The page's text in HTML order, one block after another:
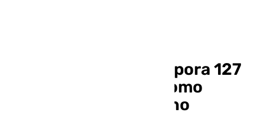
La Guardia Civil incorpora 127
agentes en Málaga como
refuerzo para el verano